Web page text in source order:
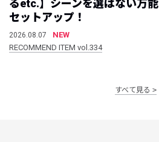
るetc.】シーンを選ばない万能
セットアップ！
2026.08.07
NEW
RECOMMEND ITEM vol.334
すべて見る